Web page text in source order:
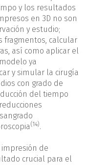
y los resultados
en 3D no son
y estudio;
fragmentos, calcular
así como aplicar el
ya
y simular la cirugía
con grado de
del tiempo
(14).
de
crucial para el